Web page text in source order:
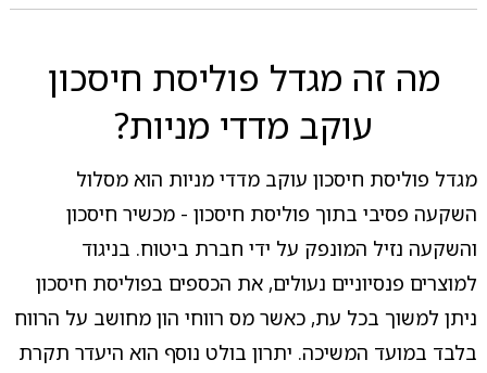
מה זה מגדל פוליסת חיסכון
עוקב מדדי מניות?
מגדל פוליסת חיסכון עוקב מדדי מניות הוא מסלול
השקעה פסיבי בתוך פוליסת חיסכון - מכשיר חיסכון
והשקעה נזיל המונפק על ידי חברת ביטוח. בניגוד
למוצרים פנסיוניים נעולים, את הכספים בפוליסת חיסכון
ניתן למשוך בכל עת, כאשר מס רווחי הון מחושב על הרווח
בלבד במועד המשיכה. יתרון בולט נוסף הוא היעדר תקרת